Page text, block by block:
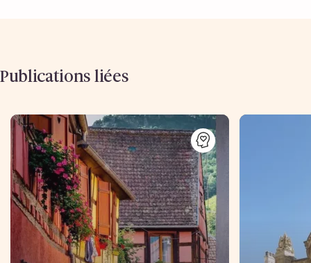
Publications liées